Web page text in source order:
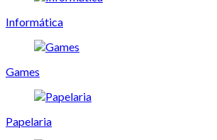
Informática
Games
Papelaria